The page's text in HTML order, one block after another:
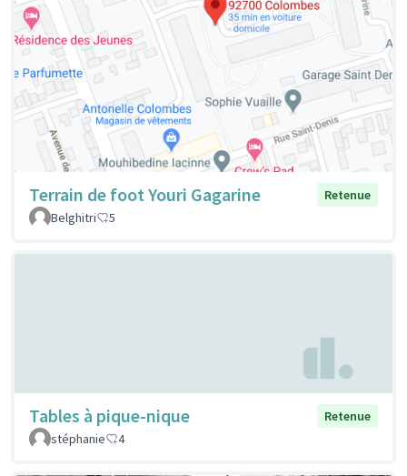
Terrain de foot Youri Gagarine
Retenue
Belghitri
5
Tables à pique-nique
Retenue
stéphanie
4